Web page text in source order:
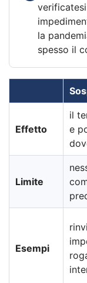
la
spesso il
Effetto
il
e
Limite
Esempi